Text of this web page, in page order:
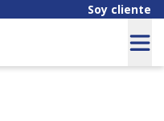
Soy cliente